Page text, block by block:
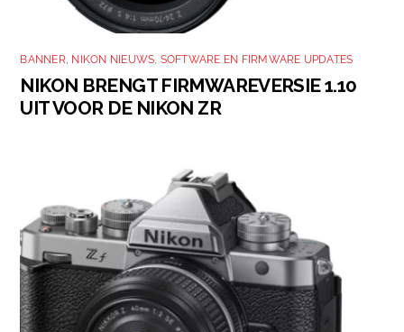
BANNER, NIKON NIEUWS, SOFTWARE EN FIRMWARE UPDATES
NIKON BRENGT FIRMWAREVERSIE 1.10
UIT VOOR DE NIKON ZR